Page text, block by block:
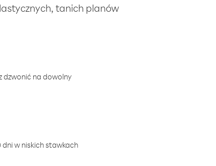
tanich planów
dzwonić na dowolny
w niskich stawkach